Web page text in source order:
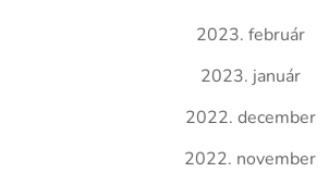
2023. február
2023. január
2022. december
2022. november